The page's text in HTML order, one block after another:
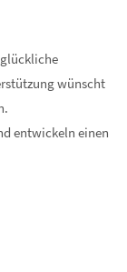
wünscht
entwickeln einen